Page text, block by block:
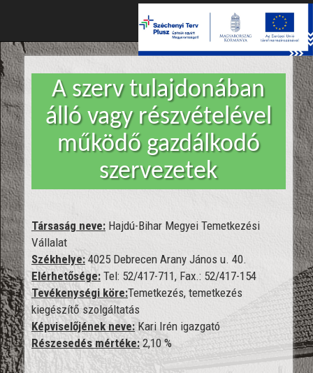
A szerv tulajdonában
álló vagy részvételével
működő gazdálkodó
szervezetek
Társaság neve: Hajdú-Bihar Megyei Temetkezési
Vállalat
Székhelye: 4025 Debrecen Arany János u. 40.
Elérhetősége: Tel: 52/417-711, Fax.: 52/417-154
Tevékenységi köre:Temetkezés, temetkezés
kiegészítő szolgáltatás
Képviselőjének neve:Kari Irén igazgató
Részesedés mértéke: 2,10 %